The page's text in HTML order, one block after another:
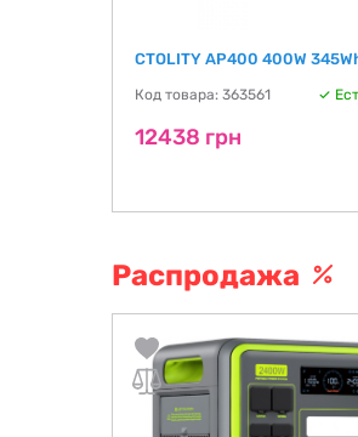
CTOLITY AP400 400W
Код товара: 363561
12438 грн
Распродажа